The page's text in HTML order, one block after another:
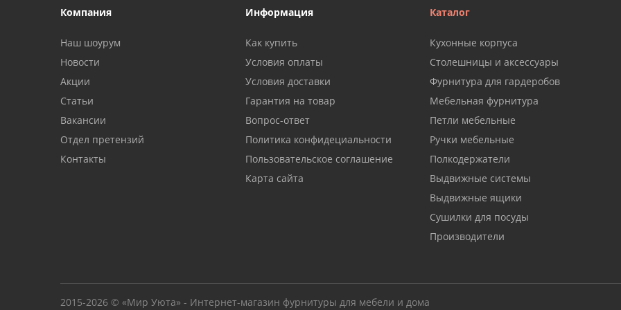
Компания
Наш шоурум
Новости
Акции
Статьи
Вакансии
Отдел претензий
Контакты
Информация
Как купить
Условия оплаты
Условия доставки
Гарантия на товар
Вопрос-ответ
Политика конфидециальности
Пользовательское соглашение
Карта сайта
Каталог
Кухонные корпуса
Столешницы и аксессуары
Фурнитура для гардеробов
Мебельная фурнитура
Петли мебельные
Ручки мебельные
Полкодержатели
Выдвижные системы
Выдвижные ящики
Сушилки для посуды
Производители
2015-2026 © «Мир Уюта» - Интернет-магазин фурнитуры для мебели и дома